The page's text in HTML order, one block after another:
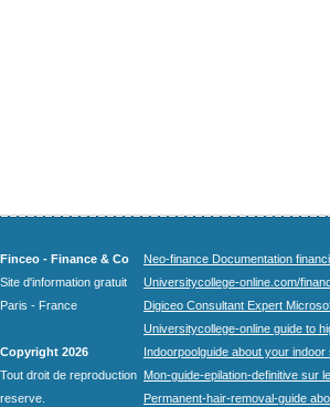
Finceo - Finance & Co
Site d'information gratuit
Paris - France
Copyright 2026
Tout droit de reproduction
reserve.
Neo-finance Documentation
Universitycollege-online.com/
Digiceo Consultant Expert
Universitycollege-online guide to
Indoorpoolguide about your
Mon-guide-epilation-definitive sur
Permanent-hair-removal-guide